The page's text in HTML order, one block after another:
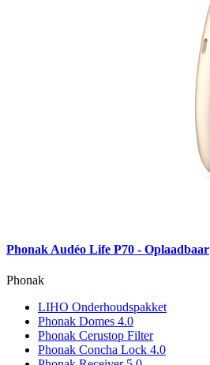
Phonak Audéo Life P70 - Oplaadbaar
Phonak
LIHO Onderhoudspakket
Phonak Domes 4.0
Phonak Cerustop Filter
Phonak Concha Lock 4.0